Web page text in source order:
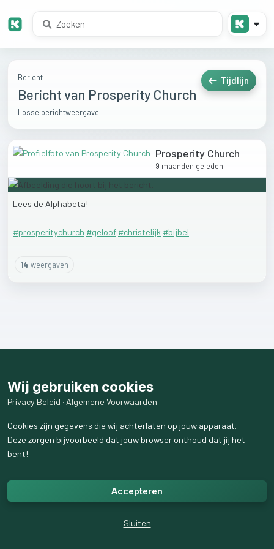
Bericht
Bericht van Prosperity Church
Losse berichtweergave.
Tijdlijn
Prosperity Church
9 maanden geleden
Lees de Alphabeta!
#prosperitychurch #geloof #christelijk #bijbel
14 weergaven
Wij gebruiken cookies
Privacy Beleid · Algemene Voorwaarden
Cookies zijn gegevens die wij achterlaten op jouw apparaat.
Deze zorgen bijvoorbeeld dat jouw browser onthoud dat jij het
bent!
Accepteren
Sluiten